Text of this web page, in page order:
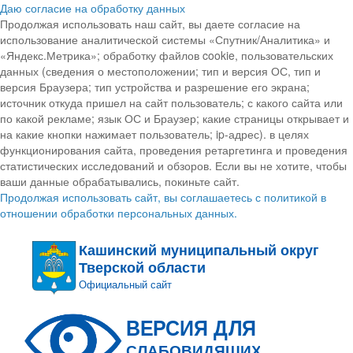
Даю согласие на обработку данных
Продолжая использовать наш сайт, вы даете согласие на
использование аналитической системы «Спутник/Аналитика» и
«Яндекс.Метрика»; обработку файлов cookie, пользовательских
данных (сведения о местоположении; тип и версия ОС, тип и
версия Браузера; тип устройства и разрешение его экрана;
источник откуда пришел на сайт пользователь; с какого сайта или
по какой рекламе; язык ОС и Браузер; какие страницы открывает и
на какие кнопки нажимает пользователь; ip-адрес). в целях
функционирования сайта, проведения ретаргетинга и проведения
статистических исследований и обзоров. Если вы не хотите, чтобы
ваши данные обрабатывались, покиньте сайт.
Продолжая использовать сайт, вы соглашаетесь с политикой в
отношении обработки персональных данных.